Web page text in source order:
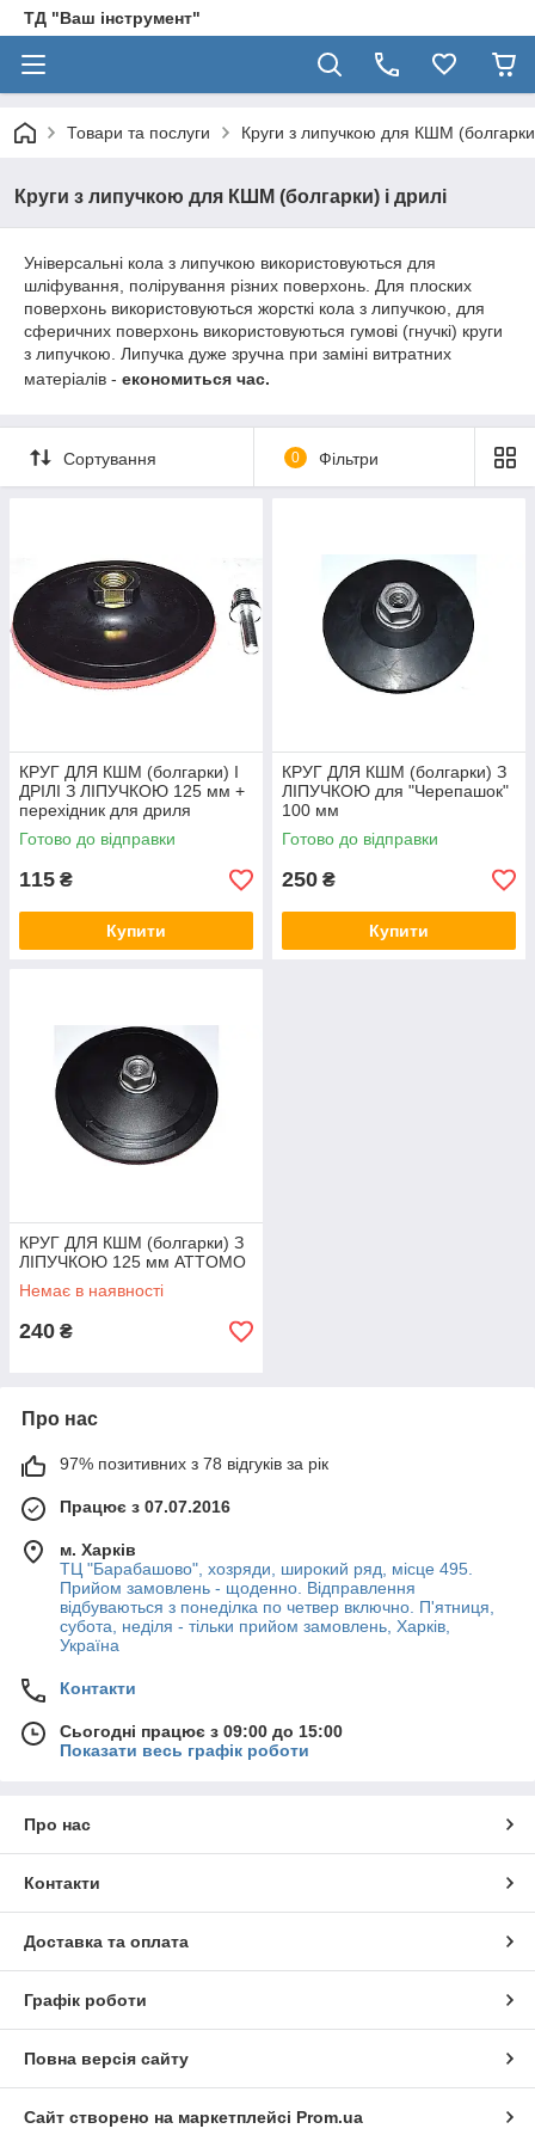
ТД "Ваш інструмент"
Товари та послуги Круги з липучкою для КШМ
Круги з липучкою для КШМ (болгарки) і дрилі
Універсальні кола з липучкою використовуються для
шліфування, полірування різних поверхонь. Для плоских
поверхонь використовуються жорсткі кола з липучкою, для
сферичних поверхонь використовуються гумові (гнучкі) круги
з липучкою. Липучка дуже зручна при заміні витратних
матеріалів - економиться час.
Сортування 0 Фільтри
КРУГ ДЛЯ КШМ (болгарки) І
ДРІЛІ З ЛІПУЧКОЮ 125 мм +
перехідник для дриля
Готово до відправки
115 ₴
Купити
КРУГ ДЛЯ КШМ (болгарки) З
ЛІПУЧКОЮ для "Черепашок"
100 мм
Готово до відправки
250 ₴
Купити
КРУГ ДЛЯ КШМ (болгарки) З
ЛІПУЧКОЮ 125 мм ATTOMO
Немає в наявності
240 ₴
Про нас
97% позитивних з 78 відгуків за рік
Працює з 07.07.2016
м. Харків
ТЦ "Барабашово", хозряди, широкий ряд, місце 495.
Прийом замовлень - щоденно. Відправлення
відбуваються з понеділка по четвер включно. П'ятниця,
субота, неділя - тільки прийом замовлень, Харків,
Україна
Контакти
Сьогодні працює з 09:00 до 15:00
Показати весь графік роботи
Про нас
Контакти
Доставка та оплата
Графік роботи
Повна версія сайту
Сайт створено на маркетплейсі Prom.ua